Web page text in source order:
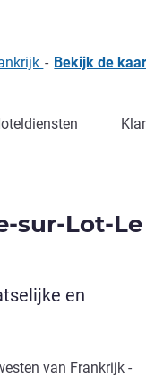
- Bekijk de
sur-Lot-Le
en
van Frankrijk -